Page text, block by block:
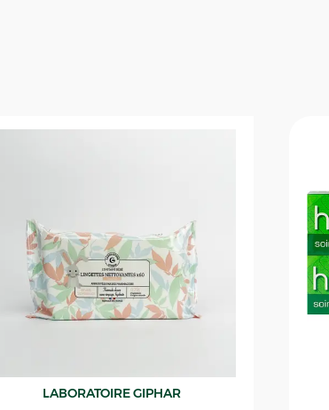
LABORATOIRE GIPHAR